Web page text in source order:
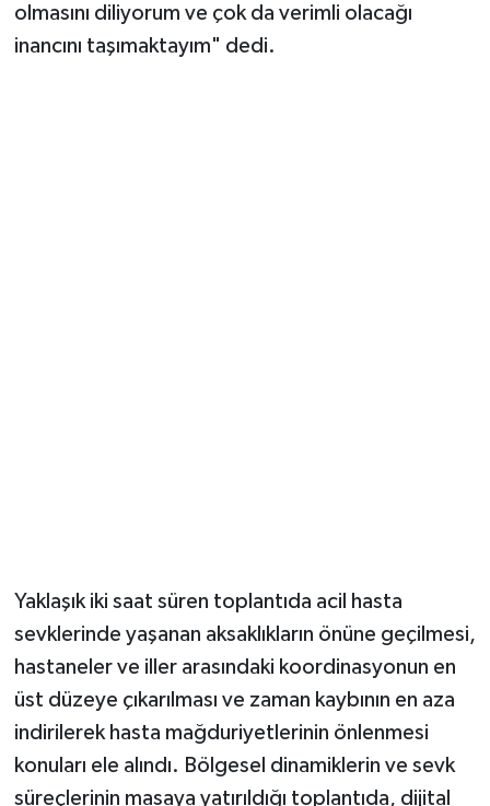
olmasını diliyorum ve çok da verimli olacağı
inancını taşımaktayım" dedi.
Yaklaşık iki saat süren toplantıda acil hasta
sevklerinde yaşanan aksaklıkların önüne geçilmesi,
hastaneler ve iller arasındaki koordinasyonun en
üst düzeye çıkarılması ve zaman kaybının en aza
indirilerek hasta mağduriyetlerinin önlenmesi
konuları ele alındı. Bölgesel dinamiklerin ve sevk
süreçlerinin masaya yatırıldığı toplantıda, dijital